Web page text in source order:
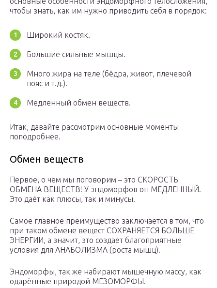
чтобы знать, как им нужно приводить себя в порядок:
Широкий костяк.
Большие сильные мышцы.
Много жира на теле (бёдра, живот, плечевой
пояс и т.д.).
Медленный обмен веществ.
Итак, давайте рассмотрим основные моменты
поподробнее.
Обмен веществ
Первое, о чём мы поговорим – это СКОРОСТЬ
ОБМЕНА ВЕЩЕСТВ! У эндоморфов он МЕДЛЕННЫЙ.
Это даёт как плюсы, так и минусы.
Самое главное преимущество заключается в том, что
при таком обмене вещест СОХРАНЯЕТСЯ БОЛЬШЕ
ЭНЕРГИИ, а значит, это создаёт благоприятные
условия для АНАБОЛИЗМА (роста мышц).
Эндоморфы, так же набирают мышечную массу, как
одарённые природой МЕЗОМОРФЫ.